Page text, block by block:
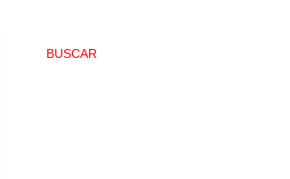
BUSCAR